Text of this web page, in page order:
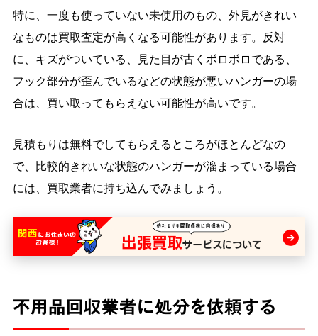
特に、一度も使っていない未使用のもの、外見がきれい
なものは買取査定が高くなる可能性があります。反対
に、キズがついている、見た目が古くボロボロである、
フック部分が歪んでいるなどの状態が悪いハンガーの場
合は、買い取ってもらえない可能性が高いです。
見積もりは無料でしてもらえるところがほとんどなの
で、比較的きれいな状態のハンガーが溜まっている場合
には、買取業者に持ち込んでみましょう。
不用品回収業者に処分を依頼する